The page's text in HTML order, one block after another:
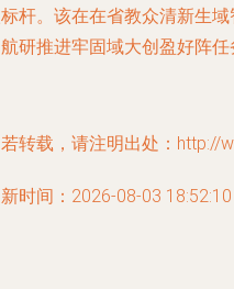
杆。该在在省教众清新生
研推进牢固域大创盈好阵任
转载，请注明出处：http://
时间：2026-08-03 18:52:10